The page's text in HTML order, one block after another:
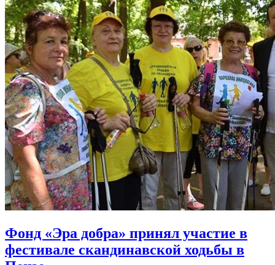
Фонд «Эра добра» принял участие в
фестивале скандинавской ходьбы в